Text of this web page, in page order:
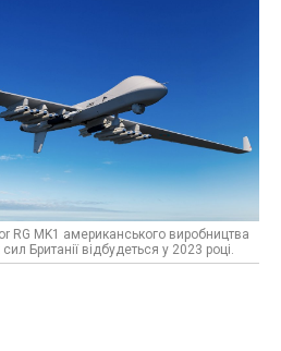
RG MK1 американського виробництва
Британії відбудеться у 2023 році.